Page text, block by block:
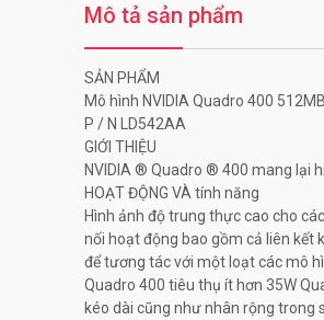
Mô tả sản phẩm
SẢN PHẨM
Mô hình NVIDIA Quadro 400
P / N LD542AA
GIỚI THIỆU
NVIDIA ® Quadro ® 400 mang lại
HOẠT ĐỘNG VÀ tính năng
Hình ảnh độ trung thực cao cho
nối hoạt động bao gồm cả liên kết
để tương tác với một loạt các mô
Quadro 400 tiêu thụ ít hơn 35W
kéo dài cũng như nhân rộng trong